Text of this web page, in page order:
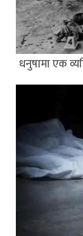
धनुषामा एक